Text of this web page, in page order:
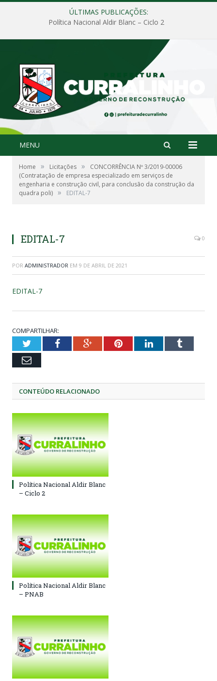
ÚLTIMAS PUBLICAÇÕES:
Política Nacional Aldir Blanc – Ciclo 2
MENU
Home » Licitações »
CONCORRÊNCIA Nº 3/2019-00006
(Contratação de empresa especializado em serviços de
engenharia e construção civil, para conclusão da construção da
quadra poli) » EDITAL-7
EDITAL-7 0
POR ADMINISTRADOR EM 9 DE ABRIL DE 2021
EDITAL-7
COMPARTILHAR:
TwitterFacebookGoogle+PinterestLinkedInTumblr
Email
CONTEÚDO RELACIONADO
Política Nacional Aldir Blanc
– Ciclo 2
Política Nacional Aldir Blanc
– PNAB